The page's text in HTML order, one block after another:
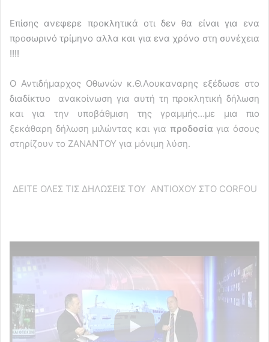
Επίσης ανεφερε προκλητικά οτι δεν θα είναι για ενα
προσωρινό τρίμηνο αλλα και για ενα χρόνο στη συνέχεια
!!!!
Ο Αντιδήμαρχος Οθωνών κ.Θ.Λουκαναρης εξέδωσε στο
διαδίκτυο ανακοίνωση για αυτή τη προκλητική δήλωση
και για την υποβάθμιση της γραμμής…με μια πιο
ξεκάθαρη δήλωση μιλώντας και για προδοσία για όσους
στηρίζουν το ΖΑΝΑΝΤΟΥ για μόνιμη λύση.
ΔΕΙΤΕ ΟΛΕΣ ΤΙΣ ΔΗΛΩΣΕΙΣ ΤΟΥ ΑΝΤΙΟΧΟΥ ΣΤΟ CORFOU